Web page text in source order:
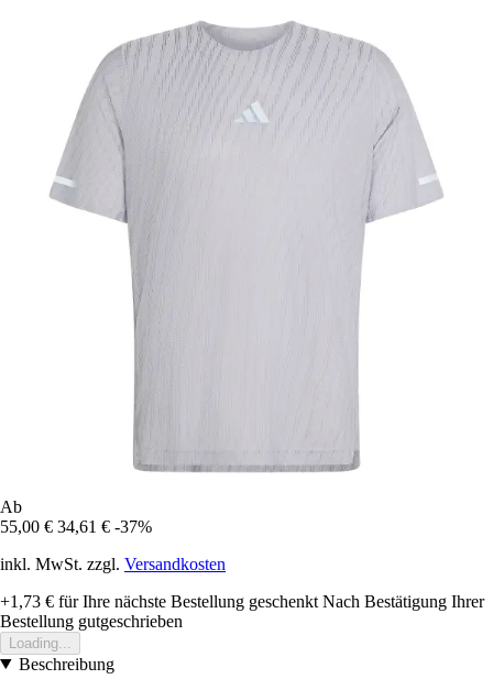
Ab
55,00 € 34,61 € -37%
inkl. MwSt. zzgl. Versandkosten
+1,73 € für Ihre nächste Bestellung geschenkt Nach Bestätigung Ihrer
Bestellung gutgeschrieben
Loading...
Beschreibung